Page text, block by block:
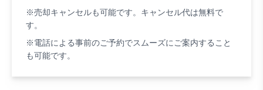
※売却キャンセルも可能です。キャンセル代は無料で
す。
※電話による事前のご予約でスムーズにご案内すること
も可能です。